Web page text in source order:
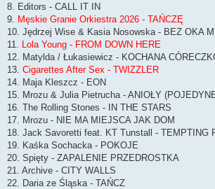
8. Editors - CALL IT IN
9. Męskie Granie Orkiestra 2026 - TAŃCZĘ
10. Jędrzej Wise & Kasia Nosowska - BEZ OKA
11. Lola Young - FROM DOWN HERE
12. Matylda / Łukasiewicz - KOCHANA
13. Cigarettes After Sex - TWIZZLER
14. Maja Kleszcz - EON
15. Mrozu & Julia Pietrucha - ANIOŁY
16. The Rolling Stones - IN THE STARS
17. Mrozu - NIE MA MIEJSCA JAK DOM
18. Jack Savoretti feat. KT Tunstall - TEMPTING
19. Kaśka Sochacka - POKOJE
20. Spięty - ZAPALENIE PRZEDROSTKA
21. Archive - CITY WALLS
22. Daria ze Śląska - TAŃCZ